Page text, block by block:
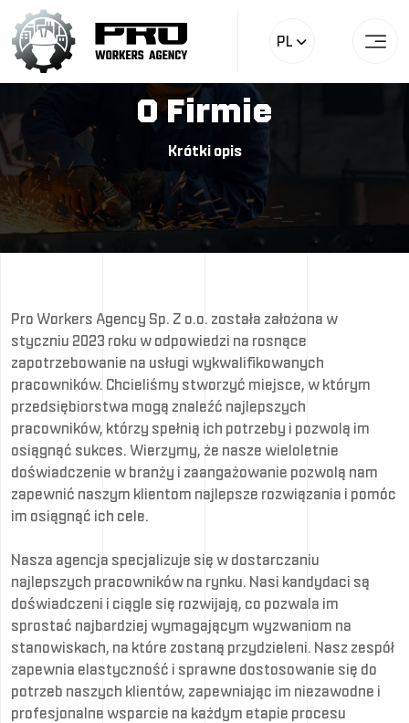
PL
O Firmie
Krótki opis
Pro Workers Agency Sp. Z o.o. została założona w
styczniu 2023 roku w odpowiedzi na rosnące
zapotrzebowanie na usługi wykwalifikowanych
pracowników. Chcieliśmy stworzyć miejsce, w którym
przedsiębiorstwa mogą znaleźć najlepszych
pracowników, którzy spełnią ich potrzeby i pozwolą im
osiągnąć sukces. Wierzymy, że nasze wieloletnie
doświadczenie w branży i zaangażowanie pozwolą nam
zapewnić naszym klientom najlepsze rozwiązania i pomóc
im osiągnąć ich cele.
Nasza agencja specjalizuje się w dostarczaniu
najlepszych pracowników na rynku. Nasi kandydaci są
doświadczeni i ciągle się rozwijają, co pozwala im
sprostać najbardziej wymagającym wyzwaniom na
stanowiskach, na które zostaną przydzieleni. Nasz zespół
zapewnia elastyczność i sprawne dostosowanie się do
potrzeb naszych klientów, zapewniając im niezawodne i
profesjonalne wsparcie na każdym etapie procesu